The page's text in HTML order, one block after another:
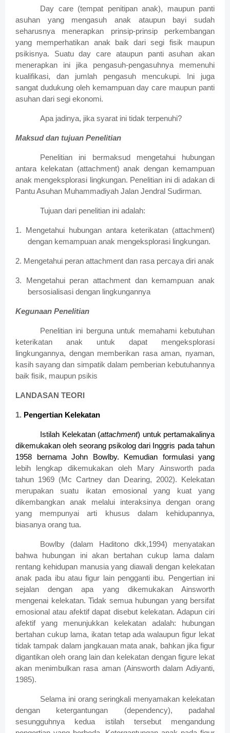
Day care (tempat penitipan anak), maupun panti
asuhan yang mengasuh anak ataupun bayi sudah
seharusnya menerapkan prinsip-prinsip perkembangan
yang memperhatikan anak baik dari segi fisik maupun
psikisnya. Suatu day care ataupun panti asuhan akan
menerapkan ini jika pengasuh-pengasuhnya memenuhi
kualifikasi, dan jumlah pengasuh mencukupi. Ini juga
sangat dudukung oleh kemampuan day care maupun panti
asuhan dari segi ekonomi.
Apa jadinya, jika syarat ini tidak terpenuhi?
Maksud dan tujuan Penelitian
Penelitian ini bermaksud mengetahui hubungan
antara kelekatan (attachment) anak dengan kemampuan
anak mengeksplorasi lingkungan. Penelitian ini di adakan di
Pantu Asuhan Muhammadiyah Jalan Jendral Sudirman.
Tujuan dari penelitian ini adalah:
1. Mengetahui hubungan antara keterikatan (attachment)
dengan kemampuan anak mengeksplorasi lingkungan.
2. Mengetahui peran attachment dan rasa percaya diri anak
3. Mengetahui peran attachment dan kemampuan anak
bersosialisasi dengan lingkungannya
Kegunaan Penelitian
Penelitian ini berguna untuk memahami kebutuhan
keterikatan anak untuk dapat mengeksplorasi
lingkungannya, dengan memberikan rasa aman, nyaman,
kasih sayang dan simpatik dalam pemberian kebutuhannya
baik fisik, maupun psikis
LANDASAN TEORI
1. Pengertian Kelekatan
Istilah Kelekatan (attachment) untuk pertamakalinya
dikemukakan oleh seorang psikolog dari Inggris pada tahun
1958 bernama John Bowlby. Kemudian formulasi yang
lebih lengkap dikemukakan oleh Mary Ainsworth pada
tahun 1969 (Mc Cartney dan Dearing, 2002). Kelekatan
merupakan suatu ikatan emosional yang kuat yang
dikembangkan anak melalui interaksinya dengan orang
yang mempunyai arti khusus dalam kehidupannya,
biasanya orang tua.
Bowlby (dalam Haditono dkk,1994) menyatakan
bahwa hubungan ini akan bertahan cukup lama dalam
rentang kehidupan manusia yang diawali dengan kelekatan
anak pada ibu atau figur lain pengganti ibu. Pengertian ini
sejalan dengan apa yang dikemukakan Ainsworth
mengenai kelekatan. Tidak semua hubungan yang bersifat
emosional atau afektif dapat disebut kelekatan. Adapun ciri
afektif yang menunjukkan kelekatan adalah: hubungan
bertahan cukup lama, ikatan tetap ada walaupun figur lekat
tidak tampak dalam jangkauan mata anak, bahkan jika figur
digantikan oleh orang lain dan kelekatan dengan figure lekat
akan menimbulkan rasa aman (Ainsworth dalam Adiyanti,
1985).
Selama ini orang seringkali menyamakan kelekatan
dengan ketergantungan (dependency), padahal
sesungguhnya kedua istilah tersebut mengandung